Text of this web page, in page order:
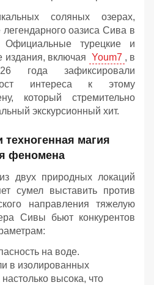
соляных озерах,
оазиса Сива в
Официальные турецкие и
включая
Youm7 , в
года зафиксировали
интереса к этому
который стремительно
экскурсионный хит.
магия
феномена
двух природных локаций
сумел выставить против
направления тяжелую
Сивы бьют конкурентов
на воде.
в изолированных
высока, что